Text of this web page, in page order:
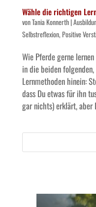
Wähle die richtigen
vonTania Konnerth|
Selbstreflexion, Positive
Wie Pferde gerne
in die beiden
Lernmethoden hinein:
dass Du etwas für ihn
gar nichts) erklärt, aber